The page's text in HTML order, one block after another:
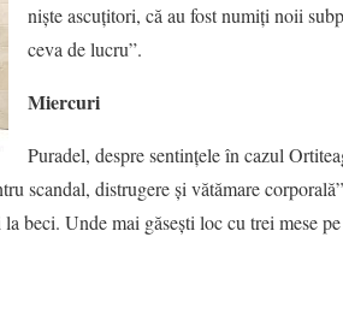
niște ascuțitori, că au fost numiți noii
ceva de lucru”.
Miercuri
Puradel, despre sentințele în cazul
scandal, distrugere și vătămare
beci. Unde mai găsești loc cu trei mese